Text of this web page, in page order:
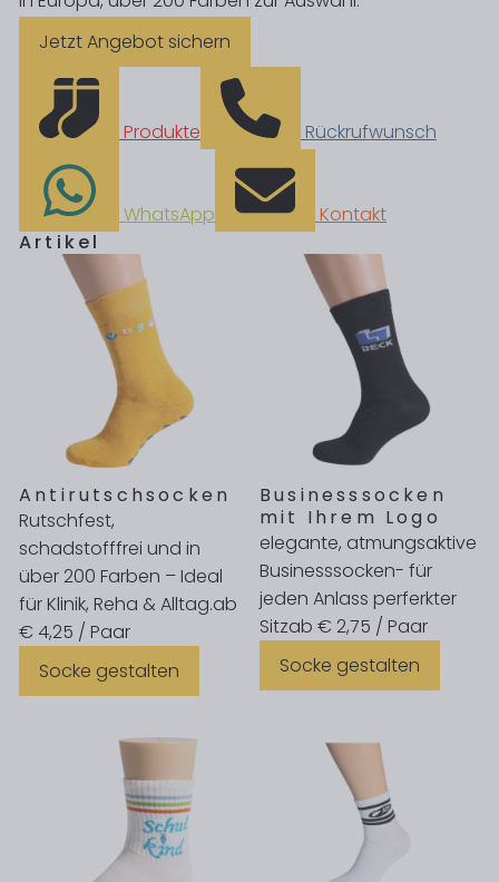
Jetzt Angebot sichern
Produkte Rückrufwunsch
WhatsApp
Kontakt
Artikel
Antirutschsocken
Rutschfest,
schadstofffrei und in
über 200 Farben – Ideal
für Klinik, Reha & Alltag.ab
€ 4,25 / Paar
Socke gestalten
Businesssocken
mit Ihrem Logo
elegante, atmungsaktive
Businesssocken- für
jeden Anlass perferkter
Sitzab € 2,75 / Paar
Socke gestalten